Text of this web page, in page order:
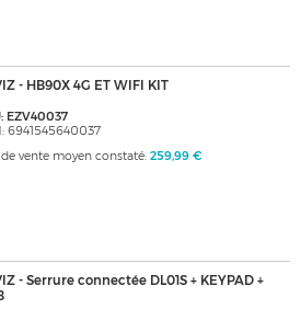
- HB90X 4G ET WIFI KIT
EZV40037
6941545640037
de vente moyen constaté: 259,99 €
- Serrure connectée DL01S + KEYPAD +